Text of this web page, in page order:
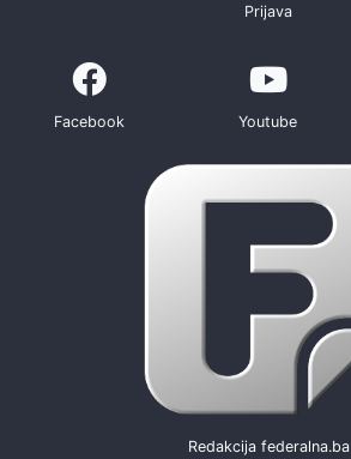
Prijava
Facebook Youtube
Redakcija federalna.ba